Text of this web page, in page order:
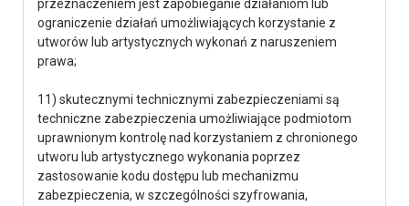
przeznaczeniem jest zapobieganie działaniom lub
ograniczenie działań umożliwiających korzystanie z
utworów lub artystycznych wykonań z naruszeniem
prawa;
11) skutecznymi technicznymi zabezpieczeniami są
techniczne zabezpieczenia umożliwiające podmiotom
uprawnionym kontrolę nad korzystaniem z chronionego
utworu lub artystycznego wykonania poprzez
zastosowanie kodu dostępu lub mechanizmu
zabezpieczenia, w szczególności szyfrowania,